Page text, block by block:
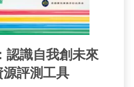
認識自我創未來
評測工具